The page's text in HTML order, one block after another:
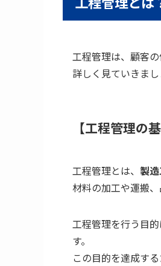
工程管理は、顧客
詳しく見ていきまし
【工程管理の
工程管理とは、 製
材料の加工や運搬
工程管理を行う目的
す。
この目的を達成する